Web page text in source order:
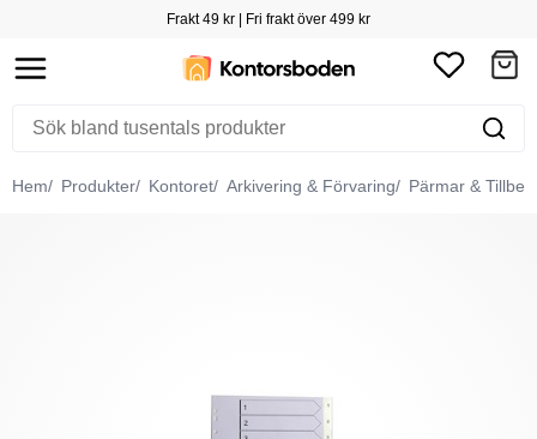
Frakt 49 kr | Fri frakt över 499 kr
Hem Produkter Kontoret Arkivering & Förvaring Pärmar &